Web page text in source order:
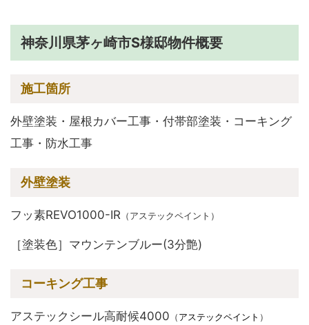
神奈川県茅ヶ崎市S様邸物件概要
施工箇所
外壁塗装・屋根カバー工事・付帯部塗装・コーキング
工事・防水工事
外壁塗装
フッ素REVO1000-IR （アステックペイント）
［塗装色］マウンテンブルー(3分艶)
コーキング工事
アステックシール高耐候4000 （アステックペイント ）